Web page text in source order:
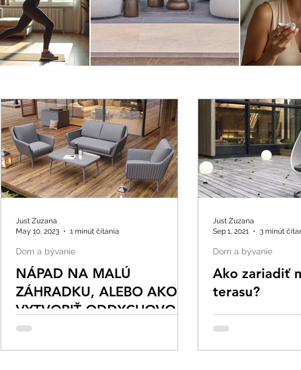
NÁPAD NA MALÚ
ZÁHRADKU, ALEBO AKO
VYTVORIŤ ODDYCHOVOU
ZÓNU V MALOM
PRIESTORE
Dom a bývanie
Just Zuzana
May 10, 2023
1 minút čítania
Ako zariadiť
terasu?
Dom a bývanie
Just Zuzana
Sep 1, 2021
3 minút